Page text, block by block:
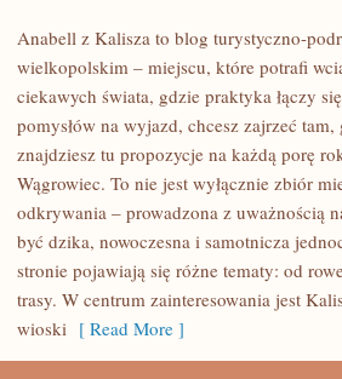
LUBOŃ
Anabell z Kalisza to blog turystyczno-
wielkopolskim – miejscu, które potrafi
ciekawych świata, gdzie praktyka łączy
pomysłów na wyjazd, chcesz zajrzeć
znajdziesz tu propozycje na każdą porę
Wągrowiec. To nie jest wyłącznie zbiór
odkrywania – prowadzona z uważnością
być dzika, nowoczesna i samotnicza
stronie pojawiają się różne tematy: od
trasy. W centrum zainteresowania jest
wioski [ Read More ]